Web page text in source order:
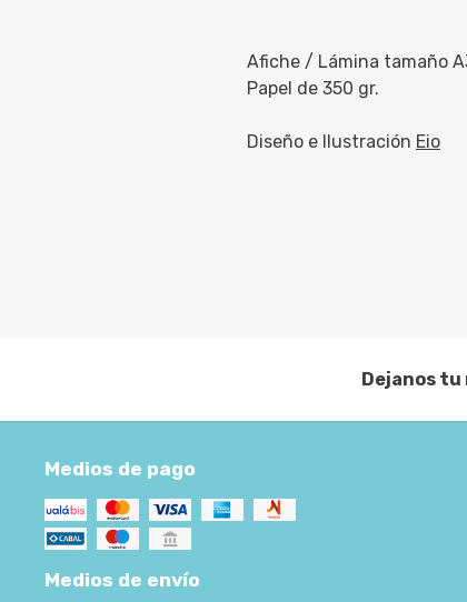
Afiche / Lámina tamaño
Papel de 350 gr.
Diseño e Ilustración Eio
Dejanos tu
Medios de pago
Medios de envío